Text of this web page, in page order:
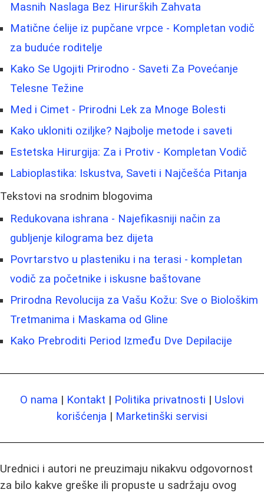
Masnih Naslaga Bez Hirurških Zahvata
Matične ćelije iz pupčane vrpce - Kompletan vodič
za buduće roditelje
Kako Se Ugojiti Prirodno - Saveti Za Povećanje
Telesne Težine
Med i Cimet - Prirodni Lek za Mnoge Bolesti
Kako ukloniti oziljke? Najbolje metode i saveti
Estetska Hirurgija: Za i Protiv - Kompletan Vodič
Labioplastika: Iskustva, Saveti i Najčešća Pitanja
Tekstovi na srodnim blogovima
Redukovana ishrana - Najefikasniji način za
gubljenje kilograma bez dijeta
Povrtarstvo u plasteniku i na terasi - kompletan
vodič za početnike i iskusne baštovane
Prirodna Revolucija za Vašu Kožu: Sve o Biološkim
Tretmanima i Maskama od Gline
Kako Prebroditi Period Između Dve Depilacije
O nama | Kontakt | Politika privatnosti | Uslovi
korišćenja | Marketinški servisi
Urednici i autori ne preuzimaju nikakvu odgovornost
za bilo kakve greške ili propuste u sadržaju ovog